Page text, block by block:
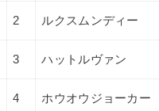
2 ルクスムンディー
3 ハットルヴァン
4 ホウオウジョーカー